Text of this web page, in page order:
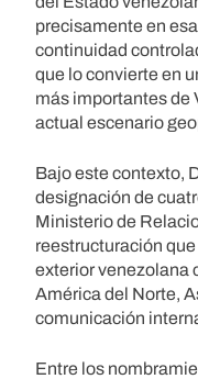
precisamente en
continuidad
que lo convierte en
más importantes de
actual escenario
Bajo este contexto,
designación de
Ministerio de
reestructuración
exterior venezolana
América del Norte,
comunicación
Entre los